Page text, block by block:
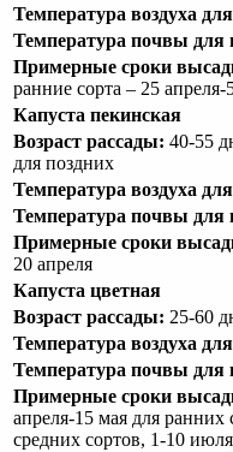
Температура воздуха
Температура почвы для
Примерные сроки
ранние сорта – 25
Капуста пекинская
Возраст рассады: 40-55
для поздних
Температура воздуха
Температура почвы для
Примерные сроки
20 апреля
Капуста цветная
Возраст рассады: 25-60
Температура воздуха
Температура почвы для
Примерные сроки
апреля-15 мая для
средних сортов, 1-10